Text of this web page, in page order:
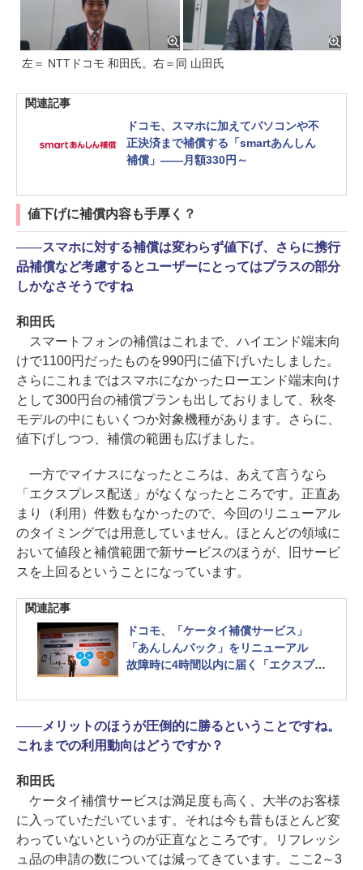
左＝ NTTドコモ 和田氏。右＝同 山田氏
関連記事
ドコモ、スマホに加えてパソコンや不
正決済まで補償する「smartあんしん
補償」――月額330円～
値下げに補償内容も手厚く？
――スマホに対する補償は変わらず値下げ、さらに携行
品補償など考慮するとユーザーにとってはプラスの部分
しかなさそうですね
和田氏
スマートフォンの補償はこれまで、ハイエンド端末向
けで1100円だったものを990円に値下げいたしました。
さらにこれまではスマホになかったローエンド端末向け
として300円台の補償プランも出しておりまして、秋冬
モデルの中にもいくつか対象機種があります。さらに、
値下げしつつ、補償の範囲も広げました。
一方でマイナスになったところは、あえて言うなら
「エクスプレス配送」がなくなったところです。正直あ
まり（利用）件数もなかったので、今回のリニューアル
のタイミングでは用意していません。ほとんどの領域に
おいて値段と補償範囲で新サービスのほうが、旧サービ
スを上回るということになっています。
関連記事
ドコモ、「ケータイ補償サービス」
「あんしんパック」をリニューアル
故障時に4時間以内に届く「エクスプレ
――メリットのほうが圧倒的に勝るということですね。
これまでの利用動向はどうですか？
和田氏
ケータイ補償サービスは満足度も高く、大半のお客様
に入っていただいています。それは今も昔もほとんど変
わっていないというのが正直なところです。リフレッシ
ュ品の申請の数については減ってきています。ここ2～3